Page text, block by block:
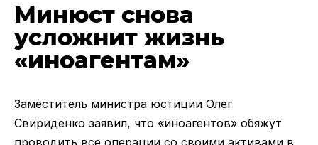
Минюст снова
усложнит жизнь
«иноагентам»
Заместитель министра юстиции Олег
Свириденко заявил, что «иноагентов» обяжут